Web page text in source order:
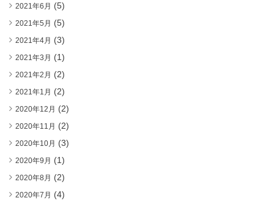
2021年6月 (5)
2021年5月 (5)
2021年4月 (3)
2021年3月 (1)
2021年2月 (2)
2021年1月 (2)
2020年12月 (2)
2020年11月 (2)
2020年10月 (3)
2020年9月 (1)
2020年8月 (2)
2020年7月 (4)